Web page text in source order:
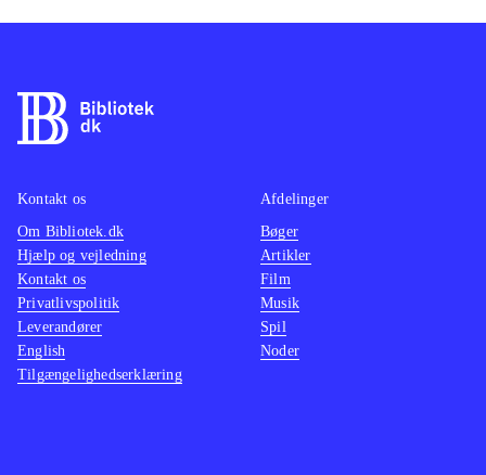
Kontakt os
Om Bibliotek.dk
Hjælp og vejledning
Kontakt os
Privatlivspolitik
Leverandører
English
Tilgængelighedserklæring
Afdelinger
Bøger
Artikler
Film
Musik
Spil
Noder